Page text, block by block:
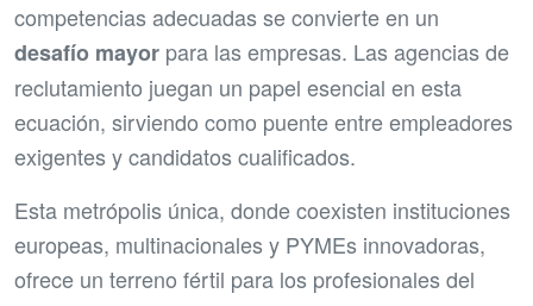
competencias adecuadas se convierte en un
desafío mayor para las empresas. Las agencias de
reclutamiento juegan un papel esencial en esta
ecuación, sirviendo como puente entre empleadores
exigentes y candidatos cualificados.
Esta metrópolis única, donde coexisten instituciones
europeas, multinacionales y PYMEs innovadoras,
ofrece un terreno fértil para los profesionales del